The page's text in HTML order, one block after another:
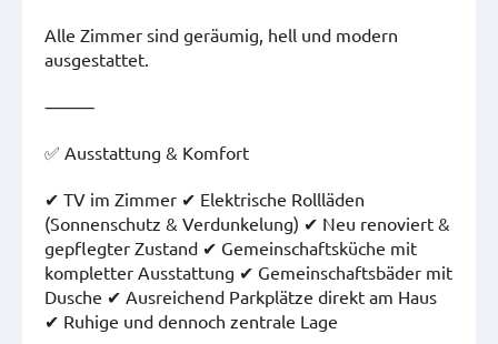
Alle Zimmer sind geräumig, hell und modern
ausgestattet.
⸻
✅ Ausstattung & Komfort
✔ TV im Zimmer ✔ Elektrische Rollläden
(Sonnenschutz & Verdunkelung) ✔ Neu renoviert &
gepflegter Zustand ✔ Gemeinschaftsküche mit
kompletter Ausstattung ✔ Gemeinschaftsbäder mit
Dusche ✔ Ausreichend Parkplätze direkt am Haus
✔ Ruhige und dennoch zentrale Lage